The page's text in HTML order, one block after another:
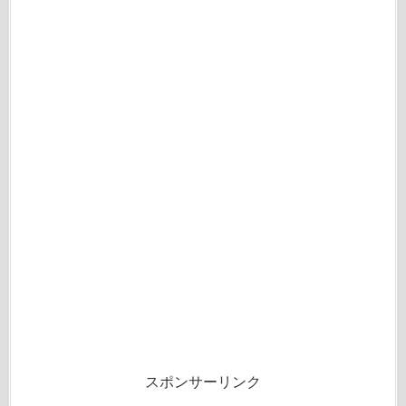
スポンサーリンク